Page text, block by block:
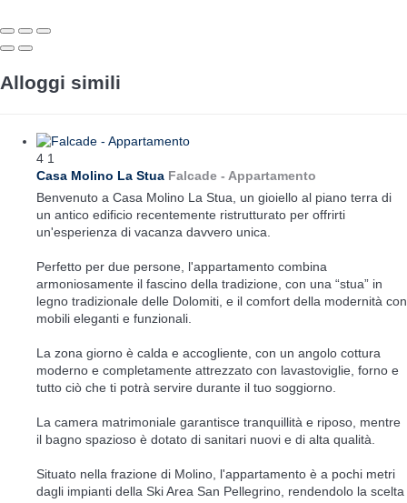
Alloggi simili
4 1
Casa Molino La Stua Falcade - Appartamento
Benvenuto a Casa Molino La Stua, un gioiello al piano terra di
un antico edificio recentemente ristrutturato per offrirti
un'esperienza di vacanza davvero unica.
Perfetto per due persone, l'appartamento combina
armoniosamente il fascino della tradizione, con una “stua” in
legno tradizionale delle Dolomiti, e il comfort della modernità con
mobili eleganti e funzionali.
La zona giorno è calda e accogliente, con un angolo cottura
moderno e completamente attrezzato con lavastoviglie, forno e
tutto ciò che ti potrà servire durante il tuo soggiorno.
La camera matrimoniale garantisce tranquillità e riposo, mentre
il bagno spazioso è dotato di sanitari nuovi e di alta qualità.
Situato nella frazione di Molino, l'appartamento è a pochi metri
dagli impianti della Ski Area San Pellegrino, rendendolo la scelta